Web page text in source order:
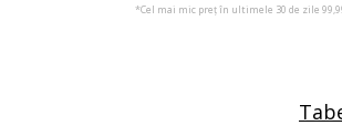
*Cel mai mic preț în ultimele 30 de zile